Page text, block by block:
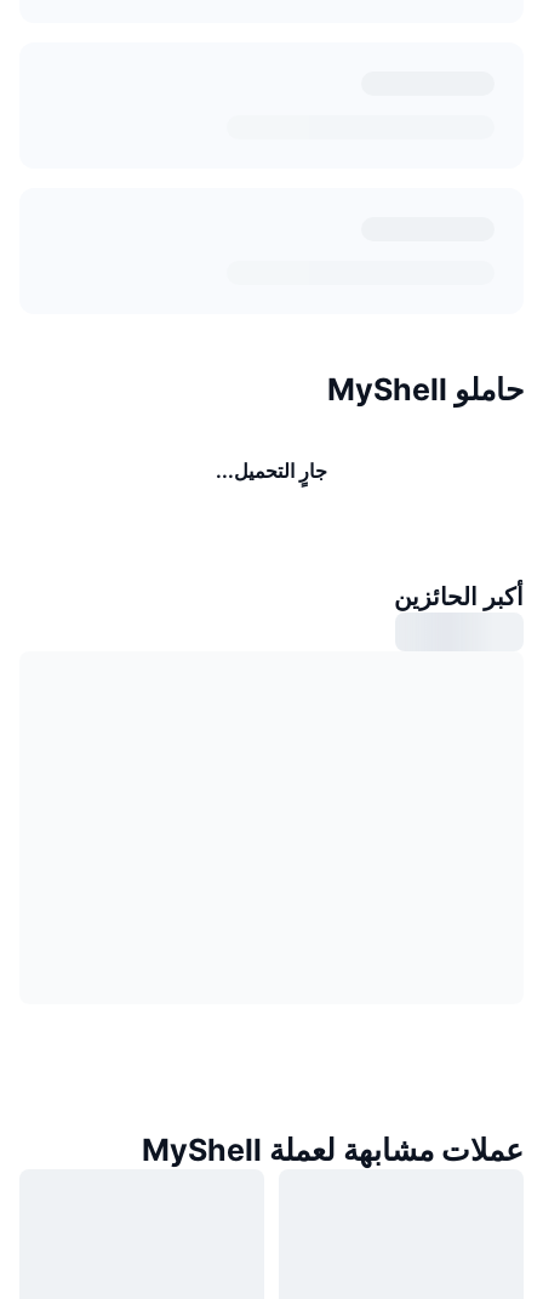
حاملو MyShell
جارٍ التحميل...
أكبر الحائزين
عملات مشابهة لعملة MyShell